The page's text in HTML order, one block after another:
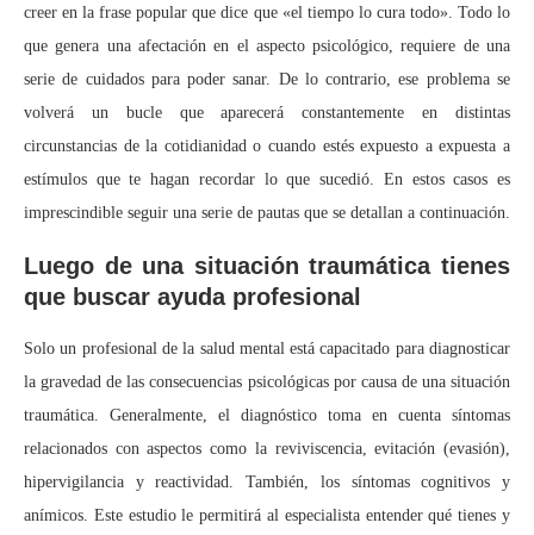
creer en la frase popular que dice que «el tiempo lo cura todo». Todo lo
que genera una afectación en el aspecto psicológico, requiere de una
serie de cuidados para poder sanar. De lo contrario, ese problema se
volverá un bucle que aparecerá constantemente en distintas
circunstancias de la cotidianidad o cuando estés expuesto a expuesta a
estímulos que te hagan recordar lo que sucedió. En estos casos es
imprescindible seguir una serie de pautas que se detallan a continuación.
Luego de una situación traumática tienes
que buscar ayuda profesional
Solo un profesional de la salud mental está capacitado para diagnosticar
la gravedad de las consecuencias psicológicas por causa de una situación
traumática. Generalmente, el diagnóstico toma en cuenta síntomas
relacionados con aspectos como la reviviscencia, evitación (evasión),
hipervigilancia y reactividad. También, los síntomas cognitivos y
anímicos. Este estudio le permitirá al especialista entender qué tienes y